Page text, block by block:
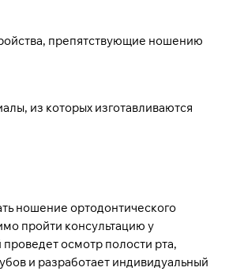
препятствующие ношению
из которых изготавливаются
ношение ортодонтического
пройти консультацию у
осмотр полости рта,
и разработает индивидуальный